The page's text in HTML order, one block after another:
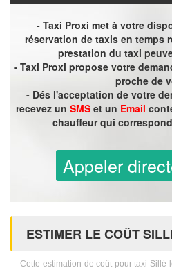
- Taxi Proxi met à votre
réservation de taxis en temps
prestation du taxi
- Taxi Proxi propose votre
proche de
- Dés l'acceptation de votre
recevez un SMSet un Email
chauffeur qui
Appeler
ESTIMER LE COÛT
Cette estimation de coût pour taxi Sillé-